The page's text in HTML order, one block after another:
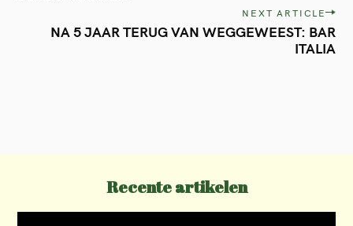
t
NEXT ARTICLE
NA 5 JAAR TERUG VAN WEGGEWEEST: BAR
ITALIA
Recente artikelen